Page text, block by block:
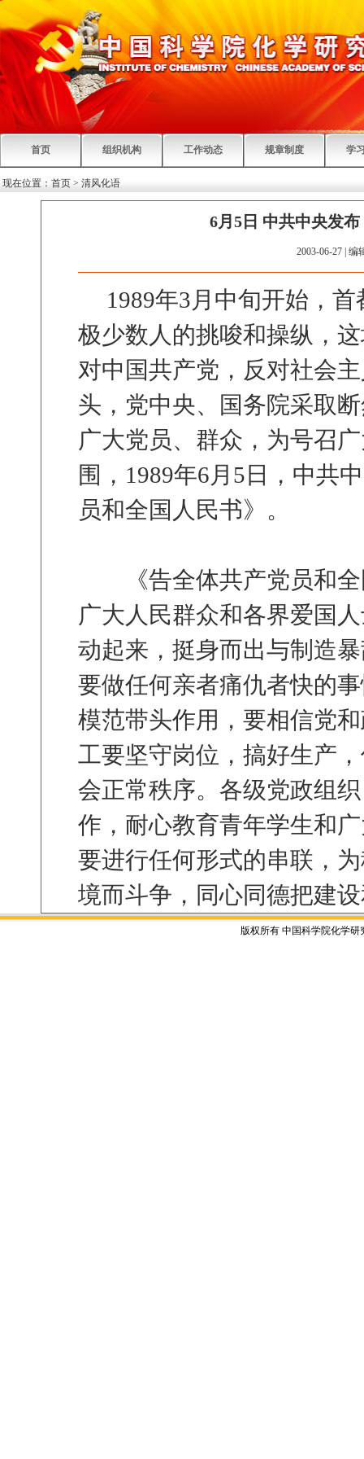
首页 组织机构 工作动态 规章制度 学
现在位置： 首页 > 清风化语
6月5日 中共中央发
2003-06-27 | 编
1989年3月中旬开始，首
极少数人的挑唆和操纵，
对中国共产党，反对社会
头，党中央、国务院采取
广大党员、群众，为号召
围，1989年6月5日，中共
员和全国人民书》。
《告全体共产党员和全
广大人民群众和各界爱国
动起来，挺身而出与制造
要做任何亲者痛仇者快的
模范带头作用，要相信党
工要坚守岗位，搞好生产
会正常秩序。各级党政组
作，耐心教育青年学生和
要进行任何形式的串联，
境而斗争，同心同德把建
版权所有 中国科学院化学研